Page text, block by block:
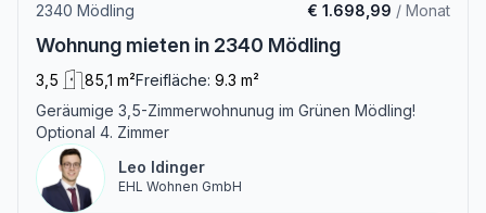
2340 Mödling € 1.698,99 / Monat
Wohnung mieten in 2340 Mödling
3,5 85,1 m²Freifläche: 9.3 m²
Geräumige 3,5-Zimmerwohnunug im Grünen Mödling!
Optional 4. Zimmer
Leo Idinger
EHL Wohnen GmbH